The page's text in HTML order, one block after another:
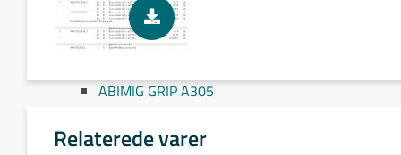
MB EVO PRO 26
MB EVO PRO 36
ABIMIG GRIP A155
ABIMIG GRIP A305
ABIMIG GRIP A 405
Relaterede varer